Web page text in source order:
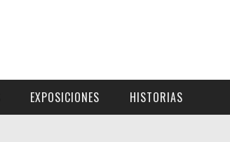
EXPOSICIONES HISTORIAS